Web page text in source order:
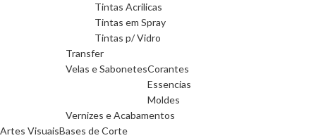
Tintas Acrilicas
Tintas em Spray
Tintas p/ Vidro
Transfer
Velas e SabonetesCorantes
Essencias
Moldes
Vernizes e Acabamentos
Artes VisuaisBases de Corte